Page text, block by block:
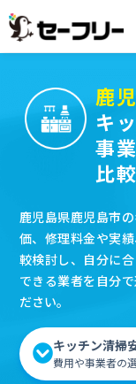
鹿
キ
事
比較
鹿児島県鹿児島市
価、修理料金や実
較検討し、自分に
できる業者を自分
ださい。
キッチン清掃
費用や事業者の